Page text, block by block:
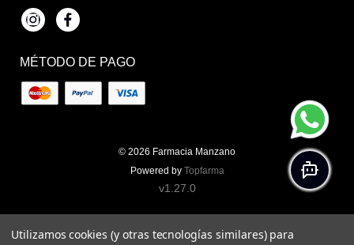
InstagramFacebook
MÉTODO DE PAGO
© 2026 Farmacia Manzano
Powered by Topfarma
v1.27.0
Utilizamos cookies (y otras tecnologías similares) para